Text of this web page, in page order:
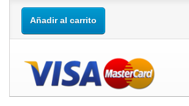
Añadir al carrito